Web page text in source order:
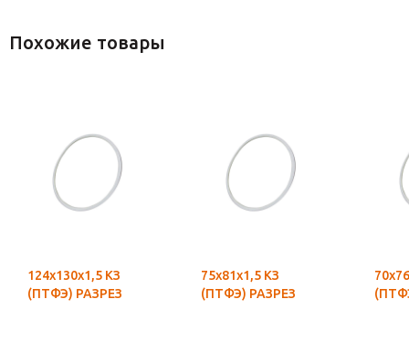
Похожие товары
124х130х1,5 КЗ
(ПТФЭ) РАЗРЕЗ
75х81х1,5 КЗ
(ПТФЭ) РАЗРЕЗ